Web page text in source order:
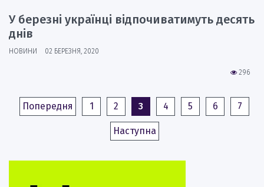
У березні українці відпочиватимуть десять
днів
НОВИНИ 02 БЕРЕЗНЯ, 2020
296
Попередня 1 2 3 4 5 6 7
Наступна